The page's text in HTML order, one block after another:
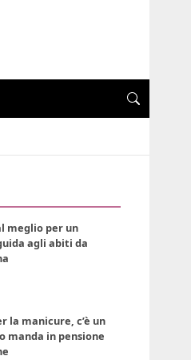
meglio per un
agli abiti da
la manicure, c’è un
manda in pensione